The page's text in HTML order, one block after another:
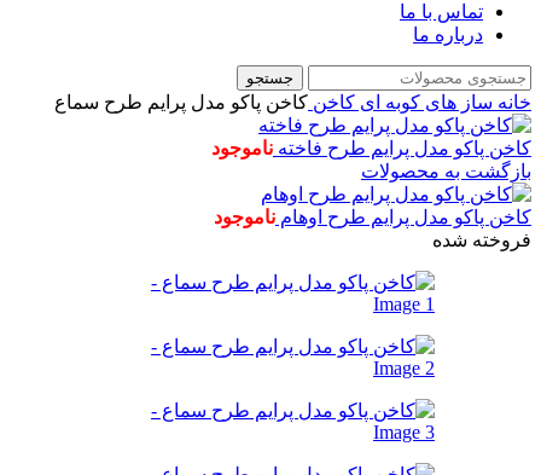
تماس با ما
درباره ما
جستجو
خانه ساز های کوبه ای کاخن کاخن پاکو مدل پرایم طرح سماع
کاخن پاکو مدل پرایم طرح فاخته ناموجود
بازگشت به محصولات
کاخن پاکو مدل پرایم طرح اوهام ناموجود
فروخته شده